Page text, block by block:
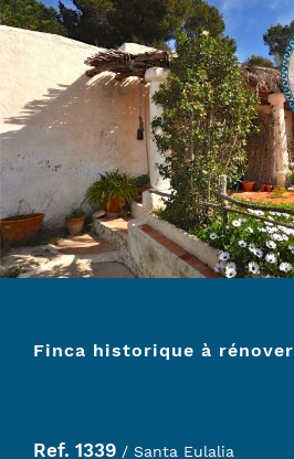
Finca historique à rénover
Ref. 1339 / Santa Eulalia